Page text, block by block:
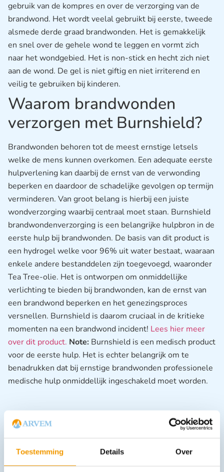
Toestemming Details Over
gebruik van de kompres en over de verzorging van de
brandwond. Het wordt veelal gebruikt bij eerste, tweede
alsmede derde graad brandwonden. Het is gemakkelijk
en snel over de gehele wond te leggen en vormt zich
naar het wondgebied. Het is non-stick en hecht zich niet
aan de wond. De gel is niet giftig en niet irriterend en
veilig te gebruiken bij kinderen.
Waarom brandwonden
verzorgen met Burnshield?
Brandwonden behoren tot de meest ernstige letsels
welke de mens kunnen overkomen. Een adequate eerste
hulpverlening kan daarbij de ernst van de verwonding
beperken en daardoor de schadelijke gevolgen op termijn
verminderen. Van groot belang is hierbij een juiste
wondverzorging waarbij centraal moet staan. Burnshield
brandwondenverzorging is een belangrijke hulpbron in de
eerste hulp bij brandwonden. De basis van dit product is
een hydrogel welke voor 96% uit water bestaat, waaraan
enkele andere bestanddelen zijn toegevoegd, waaronder
Tea Tree-olie. Het is ontworpen om onmiddellijke
verlichting te bieden bij brandwonden, kan de ernst van
een brandwond beperken en het genezingsproces
versnellen. Burnshield is daarom cruciaal in de kritieke
momenten na een brandwond incident! Lees hier meer
over dit product. Note: Burnshield is een medisch product
voor de eerste hulp. Het is echter belangrijk om te
benadrukken dat bij ernstige brandwonden professionele
medische hulp onmiddellijk ingeschakeld moet worden.
– Onmiddellijk pijnstillend effect
– Vermindering van oedeemvorming